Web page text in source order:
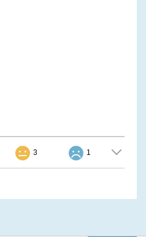
3 1